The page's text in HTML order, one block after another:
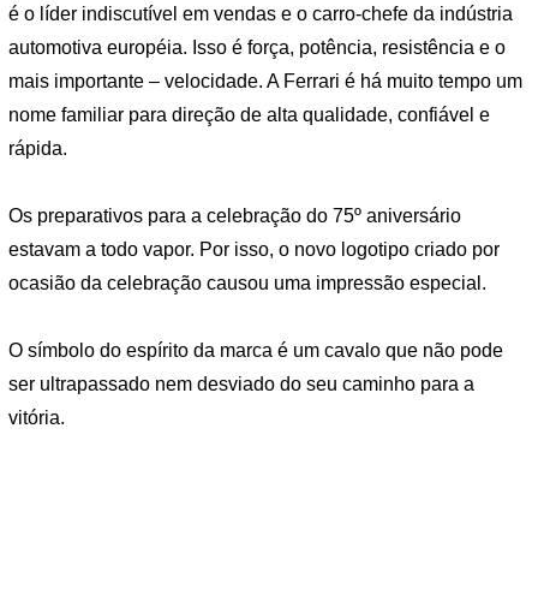
é o líder indiscutível em vendas e o carro-chefe da indústria
automotiva européia. Isso é força, potência, resistência e o
mais importante – velocidade. A Ferrari é há muito tempo um
nome familiar para direção de alta qualidade, confiável e
rápida.
Os preparativos para a celebração do 75º aniversário
estavam a todo vapor. Por isso, o novo logotipo criado por
ocasião da celebração causou uma impressão especial.
O símbolo do espírito da marca é um cavalo que não pode
ser ultrapassado nem desviado do seu caminho para a
vitória.